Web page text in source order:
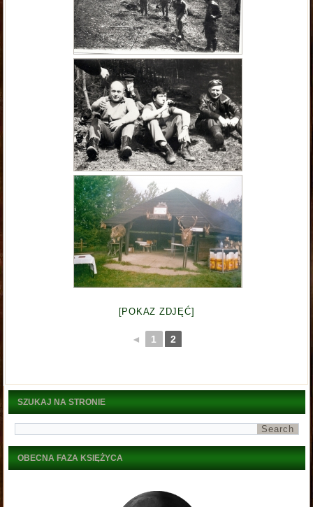
[POKAZ ZDJĘĆ]
◄ 1 2
SZUKAJ NA STRONIE
OBECNA FAZA KSIĘŻYCA